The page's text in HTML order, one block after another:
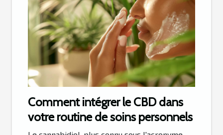
Comment intégrer le CBD dans
votre routine de soins personnels